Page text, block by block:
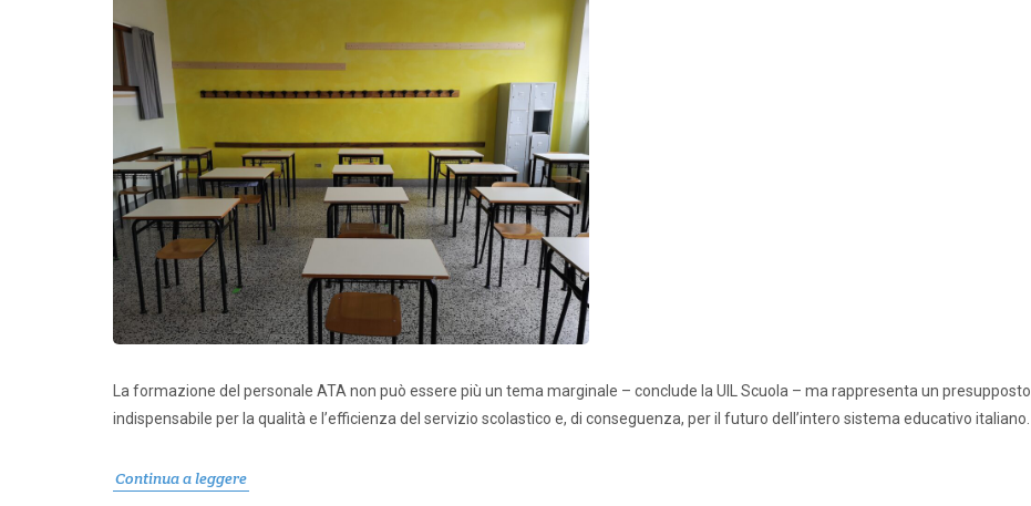
Alternanza Scuola Lavoro
L’Esperto
La formazione del personale ATA non può essere più un tema marginale – conclude la UIL Scuola – ma rappresenta un presupposto
indispensabile per la qualità e l’efficienza del servizio scolastico e, di conseguenza, per il futuro dell’intero sistema educativo italiano.
Continua a leggere